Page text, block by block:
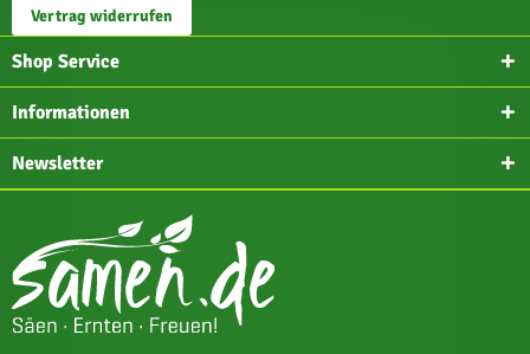
Vertrag widerrufen
Shop Service
Informationen
Newsletter